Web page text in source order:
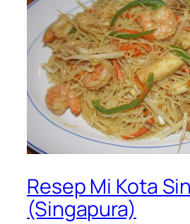
Resep Mi Kota
(Singapura)